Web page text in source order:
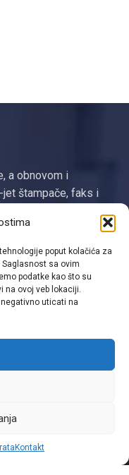
poput kolačića za
sa ovim
podatke kao što su
na ovoj veb lokaciji.
uticati na
Kontakt
a obnovom i
štampače, faks i
Jedina smo
i ketridža na području